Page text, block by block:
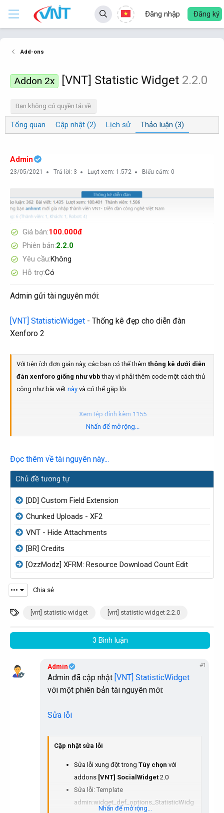
Đăng nhập Đăng ký
Add-ons
Addon 2x [VNT] Statistic Widget 2.2.0
Bạn không có quyền tải về
Tổng quan Cập nhật (2) Lịch sử Thảo luận (3)
Admin
23/05/2021 Trả lời: 3 Lượt xem: 1.572 Biểu cảm: 0
Giá bán 100.000đ
Phiên bản 2.2.0
Yêu cầu Không
Hỗ trợCó
Admin gửi tài nguyên mới:
[VNT] StatisticWidget - Thống kê đẹp cho diễn đàn
Xenforo 2
Với tiện ích đơn giản này, các bạn có thể thêm thông kê dưới diễn
đàn xenforo giống như vbb thay vì phải thêm code một cách thủ
công như bài viết này và có thể gặp lỗi.
Xem tệp đính kèm 1155
Xem tệp đính kèm 1156
Sau đó thêm Widget mới có tên...​
Nhấn để mở rộng...
Đọc thêm về tài nguyên này...
Chủ đề tương tự
[DD] Custom Field Extension
Chunked Uploads - XF2
VNT - Hide Attachments
[BR] Credits
[OzzModz] XFRM: Resource Download Count Edit
••• Chia sẻ
T
h
a
[vnt] statistic widget [vnt] statistic widget 2.2.0
3 Bình luận
Admin #1
Admin đã cập nhật [VNT] StatisticWidget
với một phiên bản tài nguyên mới:
Sửa lỗi
Cập nhật sửa lỗi
Sửa lỗi xung đột trong Tùy chọn với
addons [VNT] SocialWidget 2.0
Sửa lỗi: Template
admin:widget_def_options_StatisticWidg
Nhấn để mở rộng...